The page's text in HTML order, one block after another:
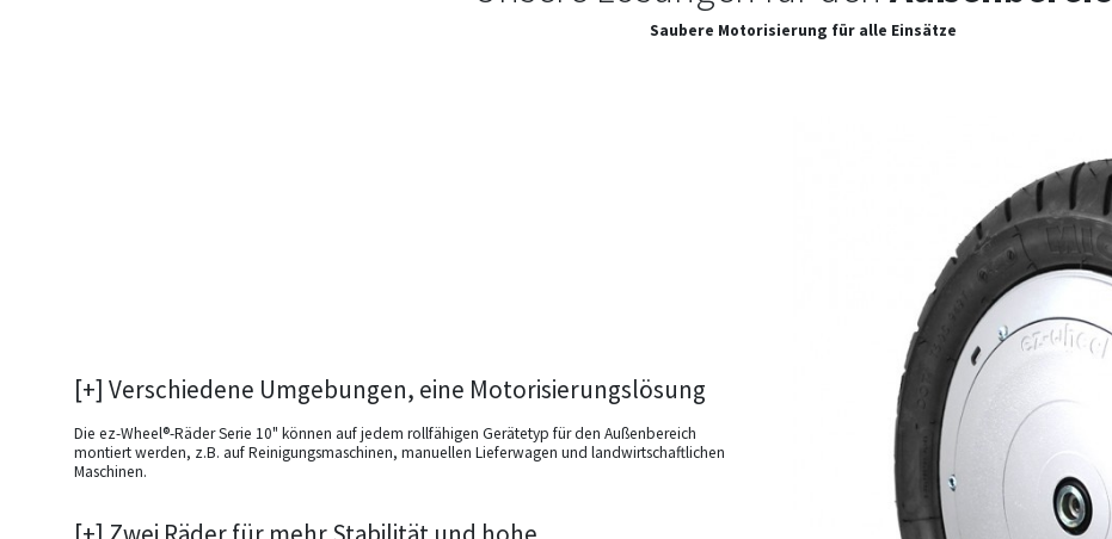
Saubere Motorisierung für alle Einsätze
[+] Verschiedene Umgebungen, eine Motorisierungslösung
Die ez-Wheel®-Räder Serie 10" können auf jedem rollfähigen Gerätetyp für den Außenbereich
montiert werden, z.B. auf Reinigungsmaschinen, manuellen Lieferwagen und landwirtschaftlichen
Maschinen.